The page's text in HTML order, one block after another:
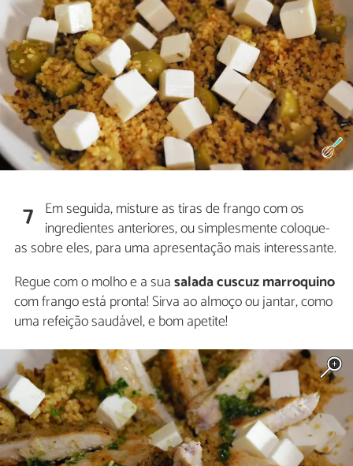
7 Em seguida, misture as tiras de frango com os
ingredientes anteriores, ou simplesmente coloque-
as sobre eles, para uma apresentação mais interessante.
Regue com o molho e a suasalada cuscuz marroquino
com frango está pronta! Sirva ao almoço ou jantar, como
uma refeição saudável, e bom apetite!